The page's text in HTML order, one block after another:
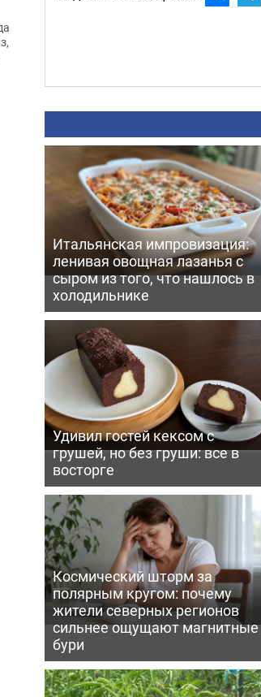
Итальянская импровизация:
ленивая овощная лазанья с
сыром из того, что нашлось в
холодильнике
Удивил гостей кексом с
грушей, но без груши: все в
восторге
Космический шторм за
полярным кругом: почему
жители северных регионов
сильнее ощущают магнитные
бури